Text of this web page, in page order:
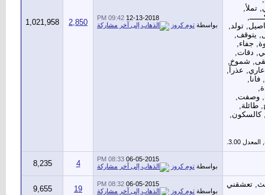
12-13-2018
09:42 PM
بواسطة توم كروز 2,850
1,021,958
06-05-2015
08:33 PM
بواسطة توم كروز 4
8,235
06-05-2015
08:32 PM
بواسطة توم كروز 19
9,655